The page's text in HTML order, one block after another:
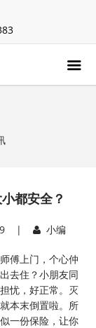
都安全？
| 小编
傅上门，个心仲
去住？小朋友同
忧，好正常。灭
本末倒置啦。所
一份保险，让你